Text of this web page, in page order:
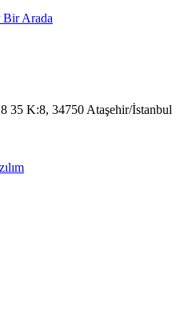
Bir Arada
35 K:8, 34750 Ataşehir/İstanbul